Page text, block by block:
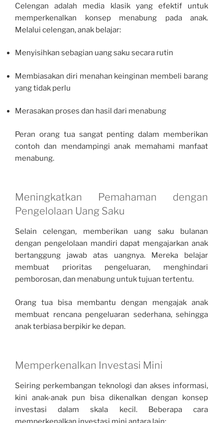
Celengan adalah media klasik yang efektif untuk
memperkenalkan konsep menabung pada anak.
Melalui celengan, anak belajar:
Menyisihkan sebagian uang saku secara rutin
Membiasakan diri menahan keinginan membeli barang
yang tidak perlu
Merasakan proses dan hasil dari menabung
Peran orang tua sangat penting dalam memberikan
contoh dan mendampingi anak memahami manfaat
menabung.
Meningkatkan Pemahaman dengan
Pengelolaan Uang Saku
Selain celengan, memberikan uang saku bulanan
dengan pengelolaan mandiri dapat mengajarkan anak
bertanggung jawab atas uangnya. Mereka belajar
membuat prioritas pengeluaran, menghindari
pemborosan, dan menabung untuk tujuan tertentu.
Orang tua bisa membantu dengan mengajak anak
membuat rencana pengeluaran sederhana, sehingga
anak terbiasa berpikir ke depan.
Memperkenalkan Investasi Mini
Seiring perkembangan teknologi dan akses informasi,
kini anak-anak pun bisa dikenalkan dengan konsep
investasi dalam skala kecil. Beberapa cara